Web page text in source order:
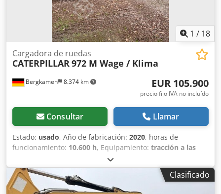
1 / 18
Bergkamen 8.374 km
Cargadora de ruedas
CATERPILLAR972 M Wage / Klima
EUR 105.900
precio fijo IVA no incluído
Consultar Llamar
Estado: usado, Año de fabricación: 2020, horas de
funcionamiento: 10.600 h, Equipamiento: tracción a las
, CARGADORA DE RUEDAS CATERPILLAR 972
XE Dedpfou Sgd Sjx Ah Rskr Construido en 2020 10600 BS ,
Motor con aprox. 253 kW, atrevimiento, clima Muy bueno,
como nuevo estado Neto más 19% IVA
Clasificado